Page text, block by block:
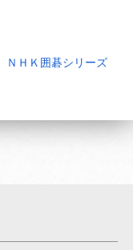
ＮＨＫ囲碁シリーズ